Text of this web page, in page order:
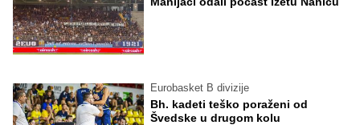
Eurobasket B divizije
Bh. kadeti teško poraženi od
Švedske u drugom kolu